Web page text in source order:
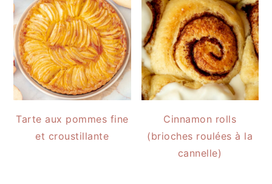
Tarte aux pommes fine
et croustillante
Cinnamon rolls
(brioches roulées à la
cannelle)